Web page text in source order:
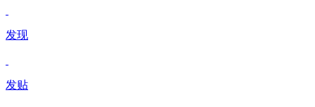
发现
发贴